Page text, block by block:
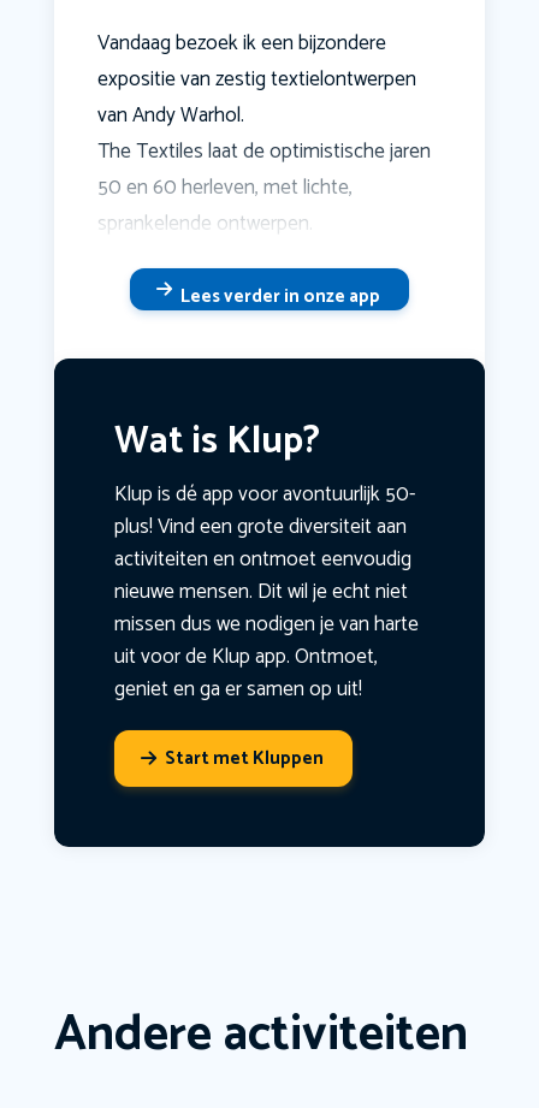
Vandaag bezoek ik een bijzondere
expositie van zestig textielontwerpen
van Andy Warhol.
The Textiles laat de optimistische jaren
50 en 60 herleven, met lichte,
sprankelende ontwerpen.
Lees verder in onze app
Wat is Klup?
Klup is dé app voor avontuurlijk 50-
plus! Vind een grote diversiteit aan
activiteiten en ontmoet eenvoudig
nieuwe mensen. Dit wil je echt niet
missen dus we nodigen je van harte
uit voor de Klup app. Ontmoet,
geniet en ga er samen op uit!
Start met Kluppen
Andere activiteiten